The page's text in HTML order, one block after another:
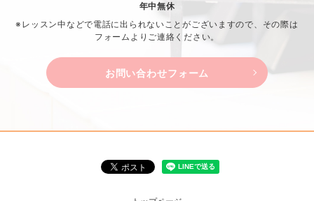
年中無休
※レッスン中などで電話に出られないことがございますので、 その際は
フォームよりご連絡ください。
お問い合わせフォーム